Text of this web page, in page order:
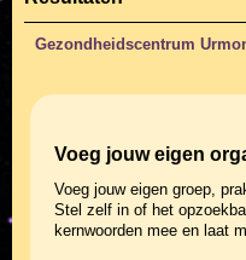
Gezondheidscentrum
Voeg jouw eigen
Voeg jouw eigen groep,
Stel zelf in of het
kernwoorden mee en laat